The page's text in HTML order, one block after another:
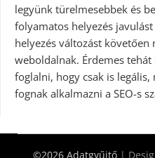
legyünk türelmesebbek és
folyamatos helyezés
helyezés változást követően
weboldalnak. Érdemes
foglalni, hogy csak is
fognak alkalmazni a SEO-s
©2026 Adatgyűjtő |